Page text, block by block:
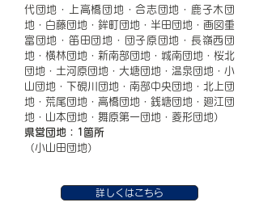
代団地・上高橋団地・合志団地・鹿子木団
地・白藤団地・鉾町団地・半田団地・画図重
富団地・笛田団地・団子原団地・長嶺西団
地・横林団地・新南部団地・城南団地・桜北
団地・土河原団地・大塘団地・温泉団地・小
山団地・下硯川団地・南部中央団地・北上団
地・荒尾団地・高橋団地・銭塘団地・廻江団
地・山本団地・舞原第一団地・菱形団地）
県営団地：1箇所
（小山田団地）
詳しくはこちら